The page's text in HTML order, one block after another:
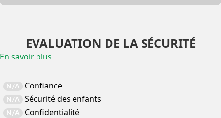
EVALUATION DE LA SÉCURITÉ
En savoir plus
N/A Confiance
N/A Sécurité des enfants
N/A Confidentialité